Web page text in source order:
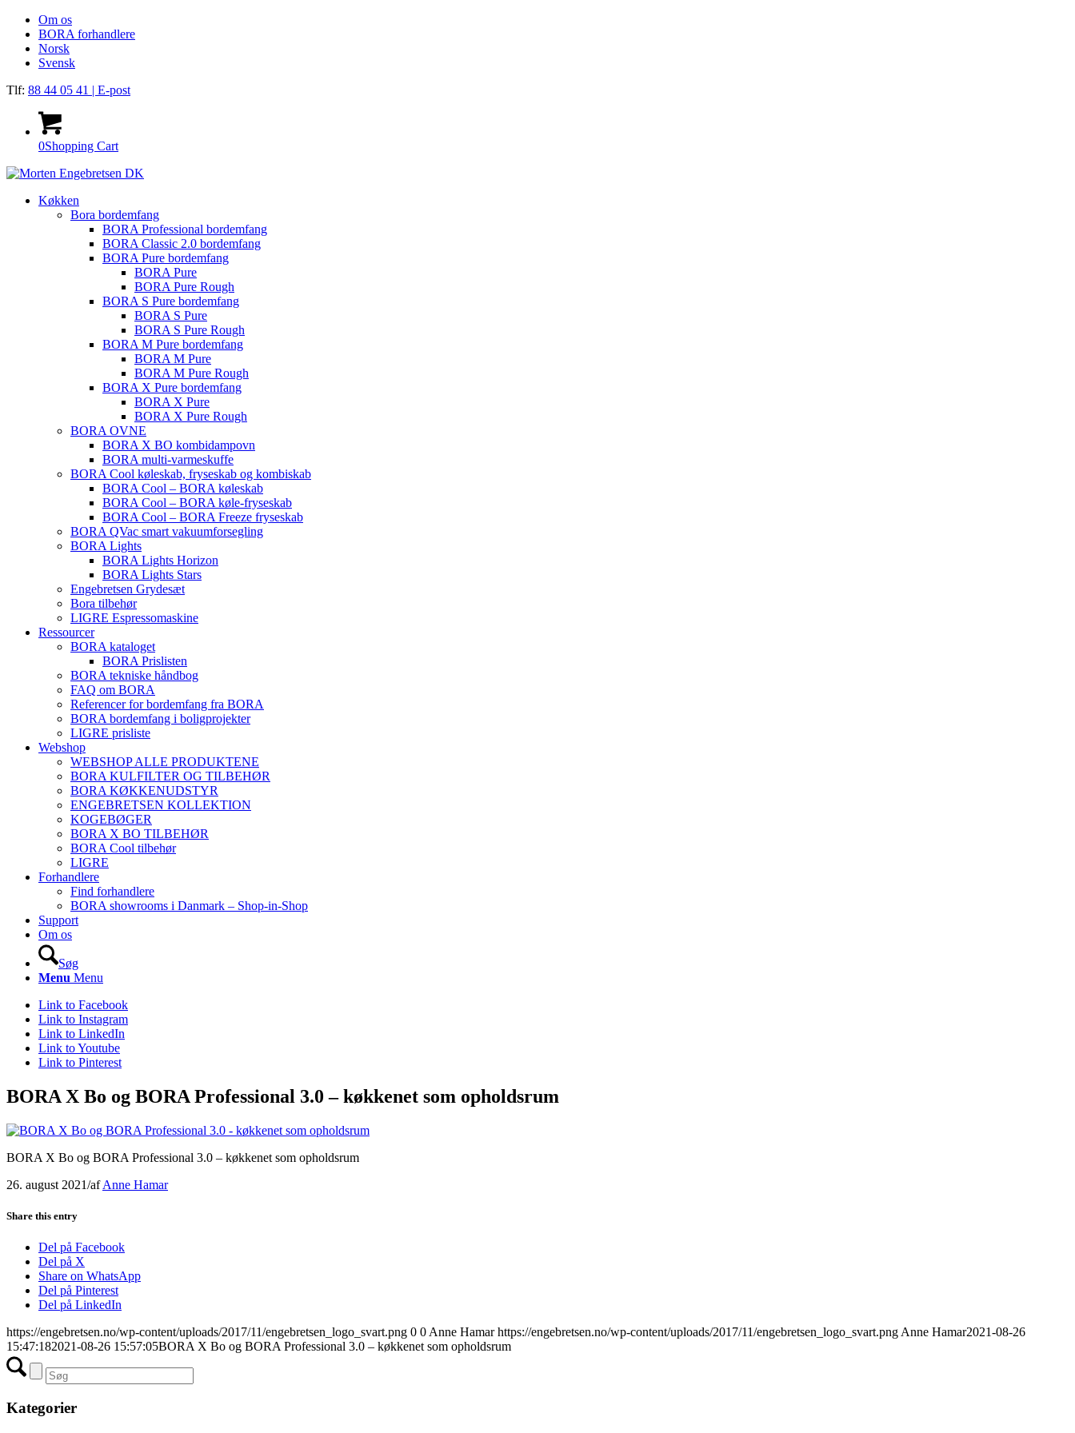
Om os
BORA forhandlere
Norsk
Svensk
Tlf: 88 44 05 41 | E-post
0Shopping Cart
Køkken
Bora bordemfang
BORA Professional bordemfang
BORA Classic 2.0 bordemfang
BORA Pure bordemfang
BORA Pure
BORA Pure Rough
BORA S Pure bordemfang
BORA S Pure
BORA S Pure Rough
BORA M Pure bordemfang
BORA M Pure
BORA M Pure Rough
BORA X Pure bordemfang
BORA X Pure
BORA X Pure Rough
BORA OVNE
BORA X BO kombidampovn
BORA multi-varmeskuffe
BORA Cool køleskab, fryseskab og kombiskab
BORA Cool – BORA køleskab
BORA Cool – BORA køle-fryseskab
BORA Cool – BORA Freeze fryseskab
BORA QVac smart vakuumforsegling
BORA Lights
BORA Lights Horizon
BORA Lights Stars
Engebretsen Grydesæt
Bora tilbehør
LIGRE Espressomaskine
Ressourcer
BORA kataloget
BORA Prislisten
BORA tekniske håndbog
FAQ om BORA
Referencer for bordemfang fra BORA
BORA bordemfang i boligprojekter
LIGRE prisliste
Webshop
WEBSHOP ALLE PRODUKTENE
BORA KULFILTER OG TILBEHØR
BORA KØKKENUDSTYR
ENGEBRETSEN KOLLEKTION
KOGEBØGER
BORA X BO TILBEHØR
BORA Cool tilbehør
LIGRE
Forhandlere
Find forhandlere
BORA showrooms i Danmark – Shop-in-Shop
Support
Om os
Søg
Menu Menu
Link to Facebook
Link to Instagram
Link to LinkedIn
Link to Youtube
Link to Pinterest
BORA X Bo og BORA Professional 3.0 – køkkenet som opholdsrum
BORA X Bo og BORA Professional 3.0 – køkkenet som opholdsrum
26. august 2021/afAnne Hamar
Share this entry
Del på Facebook
Del på X
Share on WhatsApp
Del på Pinterest
Del på LinkedIn
https://engebretsen.no/wp-content/uploads/2017/11/engebretsen_logo_svart.png 0 0 Anne Hamar https://engebretsen.no/wp-content/uploads/2017/11/engebretsen_logo_svart.png Anne Hamar2021-08-26
15:47:182021-08-26 15:57:05BORA X Bo og BORA Professional 3.0 – køkkenet som opholdsrum
Kategorier